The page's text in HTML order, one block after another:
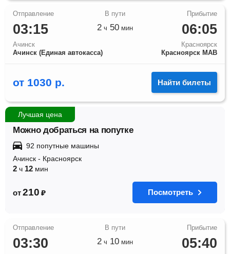
03:15
Ачинск
Ачинск (Единая автокасса)
06:05
Красноярск
Красноярск МАВ
2 ч 50 мин
от 1030 р. Найти билеты
Лучшая цена
Можно добраться на попутке
92 попутные машины
Ачинск - Красноярск
2 ч 12 мин
от 210 ₽ Посмотреть
03:30 05:40
2 ч 10 мин